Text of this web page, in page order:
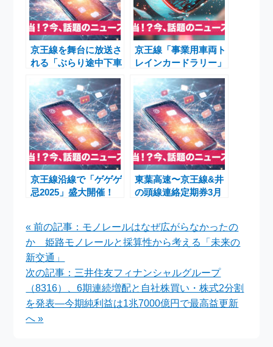
京王線を舞台に放送さ
れる「ぶらり途中下車
守られる沿線と地域の
魅力
京王線「事業用車両ト
レインカードラリー」
魅力を巡る夏のイベン
ト
京王線沿線で「ゲゲゲ
忌2025」盛大開催！
スペシャルメニュー情
報も
東葉高速〜京王線&井
の頭線連絡定期券3月
« 前の記事：モノレールはなぜ広がらなかったの
か 姫路モノレールと採算性から考える「未来の
新交通」
次の記事：三井住友フィナンシャルグループ
（8316）、6期連続増配と自社株買い・株式2分割
を発表―今期純利益は1兆7000億円で最高益更新
へ »